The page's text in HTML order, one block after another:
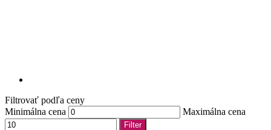
Filtrovať podľa ceny
Minimálna cena
Maximálna cena
Filter